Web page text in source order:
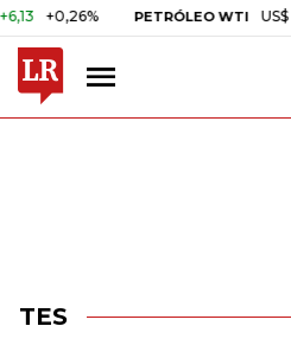
PETRÓLEO WTI US$ 78,01
TES